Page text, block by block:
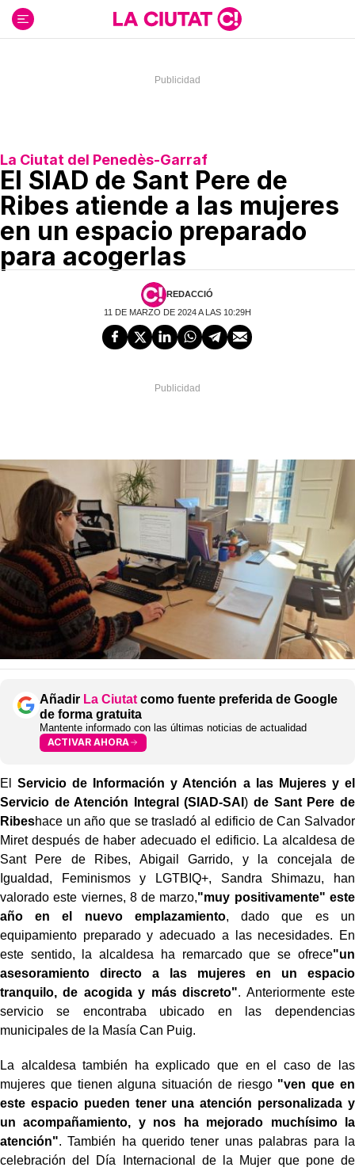
contenido
La Ciutat del Penedès-Garraf
El SIAD de Sant Pere de
Ribes atiende a las mujeres
en un espacio preparado
para acogerlas
REDACCIÓ
11 DE MARZO DE 2024 A LAS 10:29H
Añadir La Ciutat como fuente preferida de Google
de forma gratuita
Mantente informado con las últimas noticias de actualidad
ACTIVAR AHORA
ElServicio de Información y Atención a las Mujeres y el
Servicio de Atención Integral (SIAD-SAI)de Sant Pere de
Ribeshace un año que se trasladó al edificio de Can Salvador
Miret después de haber adecuado el edificio. La alcaldesa de
Sant Pere de Ribes, Abigail Garrido, y la concejala de
Igualdad, Feminismos y LGTBIQ+, Sandra Shimazu, han
valorado este viernes, 8 de marzo,"muy positivamente" este
año en el nuevo emplazamiento, dado que es un
equipamiento preparado y adecuado a las necesidades. En
este sentido, la alcaldesa ha remarcado que se ofrece"un
asesoramiento directo a las mujeres en un espacio
tranquilo, de acogida y más discreto". Anteriormente este
servicio se encontraba ubicado en las dependencias
municipales de la Masía Can Puig.
La alcaldesa también ha explicado que en el caso de las
mujeres que tienen alguna situación de riesgo"ven que en
este espacio pueden tener una atención personalizada y
un acompañamiento, y nos ha mejorado muchísimo la
atención". También ha querido tener unas palabras para la
celebración del Día Internacional de la Mujer que pone de